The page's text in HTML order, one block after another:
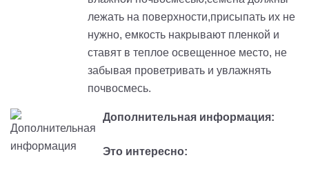
лежать на поверхности,присыпать их не
нужно, емкость накрывают пленкой и
ставят в теплое освещенное место, не
забывая проветривать и увлажнять
почвосмесь.
Дополнительная информация:
Это интересно: